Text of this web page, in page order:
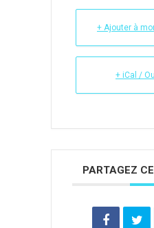
+ Ajouter à
+ iCal /
PARTAGEZ